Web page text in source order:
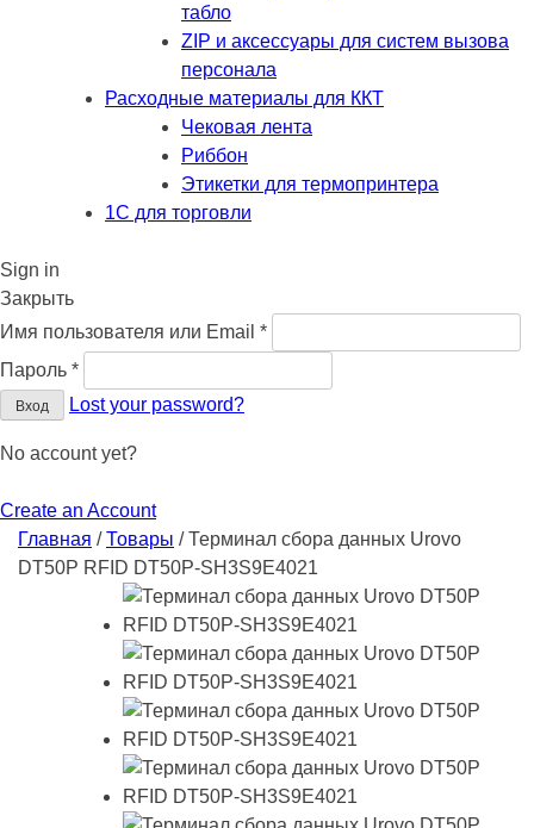
табло
ZIP и аксессуары для систем вызова
персонала
Расходные материалы для ККТ
Чековая лента
Риббон
Этикетки для термопринтера
1С для торговли
Sign in
Закрыть
Имя пользователя или Email *Обязательно
Пароль *Обязательно
Вход Lost your password?
No account yet?
Create an Account
Главная /Товары /Терминал сбора данных Urovo
DT50P RFID DT50P-SH3S9E4021